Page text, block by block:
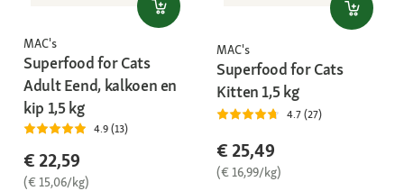
MAC's
Superfood for Cats
Adult Eend, kalkoen en
kip 1,5 kg
4.9 (13)
€ 22,59
(€ 15,06/kg)
MAC's
Superfood for Cats
Kitten 1,5 kg
4.7 (27)
€ 25,49
(€ 16,99/kg)